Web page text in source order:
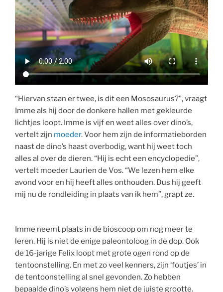
“Hiervan staan er twee, is dit een Mososaurus?”, vraagt
Imme als hij door de donkere hallen met gekleurde
lichtjes loopt. Imme is vijf en weet alles over dino’s,
vertelt zijn moeder. Voor hem zijn de informatieborden
naast de dino’s haast overbodig, want hij weet toch
alles al over de dieren. “Hij is echt een encyclopedie”,
vertelt moeder Laurien de Vos. “We lezen hem elke
avond voor en hij heeft alles onthouden. Dus hij geeft
mij nu de rondleiding in plaats van ik hem”, grapt ze.
Imme neemt plaats in de bioscoop om nog meer te
leren. Hij is niet de enige paleontoloog in de dop. Ook
de 16-jarige Felix loopt met grote ogen rond op de
tentoonstelling. En met zo veel kenners, zijn ‘foutjes’ in
de tentoonstelling al snel gevonden. Zo hebben
bepaalde dino’s volgens hem niet de juiste grootte.